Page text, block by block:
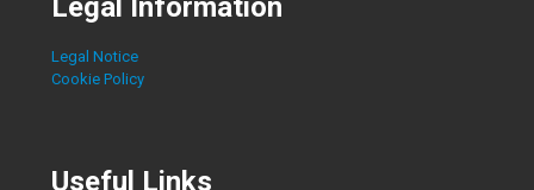
Legal Information
Legal Notice
Cookie Policy
Useful Links